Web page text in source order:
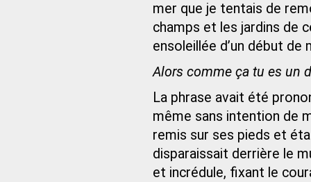
mer que je tentais de
champs et les jardins de
ensoleillée d’un début de
Alors comme ça tu es un
La phrase avait été
même sans intention de
remis sur ses pieds et
disparaissait derrière le
et incrédule, fixant le